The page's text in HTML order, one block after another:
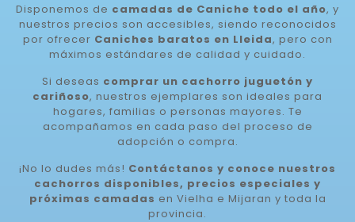
Disponemos de camadas de Caniche todo el año, y
nuestros precios son accesibles, siendo reconocidos
por ofrecer Caniches baratos en Lleida, pero con
máximos estándares de calidad y cuidado.
Si deseas comprar un cachorro juguetón y
cariñoso, nuestros ejemplares son ideales para
hogares, familias o personas mayores. Te
acompañamos en cada paso del proceso de
adopción o compra.
¡No lo dudes más! Contáctanos y conoce nuestros
cachorros disponibles, precios especiales y
próximas camadas en Vielha e Mijaran y toda la
provincia.